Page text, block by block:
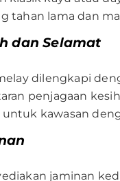
tahan lama dan
dan Selamat
dilengkapi
penjagaan
kawasan
jaminan